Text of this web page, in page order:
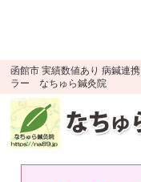
函館市 実績数値あり 病鍼連
ラー なちゅら鍼灸院